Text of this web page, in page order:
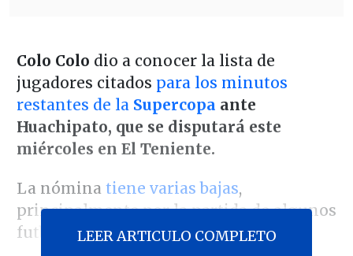
Colo Colo dio a conocer la lista de
jugadores citados para los minutos
restantes de la Supercopa ante
Huachipato, que se disputará este
miércoles en El Teniente.
La nóminatiene varias bajas,
principalmente por la partida de algunos
futbolistas a la selección chilena.
LEER ARTICULO COMPLETO